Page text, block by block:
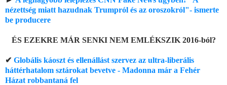
nézettség miatt hazudnak Trumpról és az oroszokról"- ismerte
be producere
ÉS EZEKRE MÁR SENKI NEM EMLÉKSZIK 2016-ból?
✔ Globális káoszt és ellenállást szervez az ultra-liberális
háttérhatalom sztárokat bevetve - Madonna már a Fehér
Házat robbantaná fel